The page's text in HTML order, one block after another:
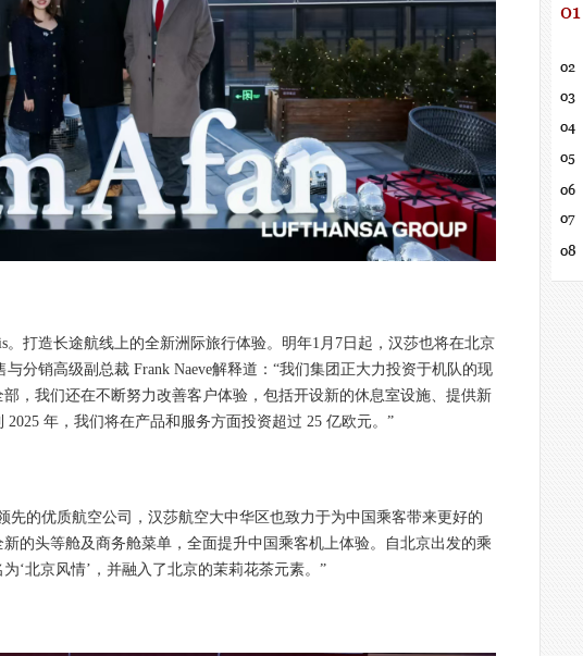
打造长途航线上的全新洲际旅行体验。明年1月7日起，汉莎也将在北京
分销高级副总裁 Frank Naeve解释道：“我们集团正大力投资于机队的现
，我们还在不断努力改善客户体验，包括开设新的休息室设施、提供新
年，我们将在产品和服务方面投资超过 25 亿欧元。”
先的优质航空公司，汉莎航空大中华区也致力于为中国乘客带来更好的
的头等舱及商务舱菜单，全面提升中国乘客机上体验。自北京出发的乘
‘北京风情’，并融入了北京的茉莉花茶元素。”